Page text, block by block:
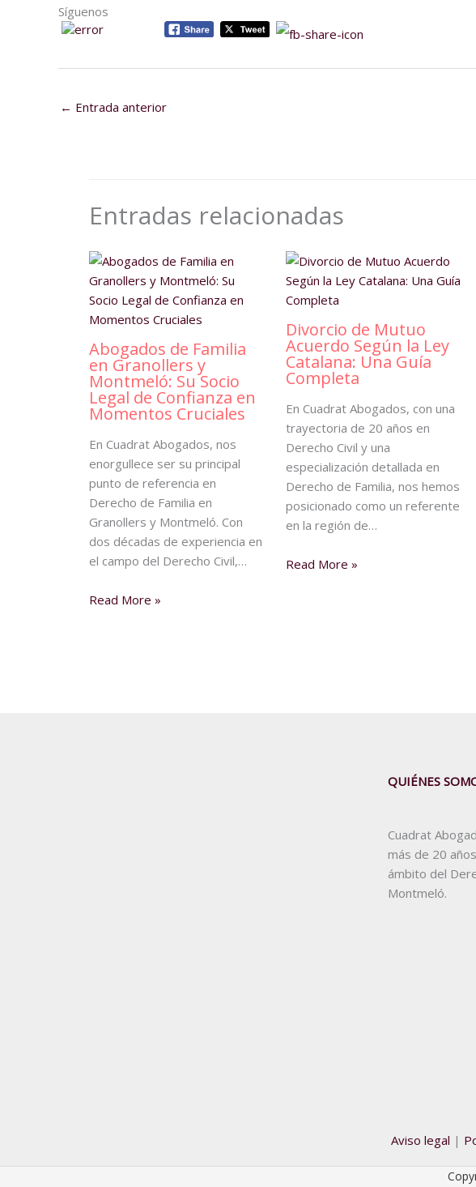
Síguenos
← Entrada anterior
Entradas relacionadas
Abogados de Familia
en Granollers y
Montmeló: Su Socio
Legal de Confianza en
Momentos Cruciales
En Cuadrat Abogados, nos
enorgullece ser su principal
punto de referencia en
Derecho de Familia en
Granollers y Montmeló. Con
dos décadas de experiencia en
el campo del Derecho Civil,…
Read More »
Divorcio de Mutuo
Acuerdo Según la Ley
Catalana: Una Guía
Completa
En Cuadrat Abogados, con una
trayectoria de 20 años en
Derecho Civil y una
especialización detallada en
Derecho de Familia, nos hemos
posicionado como un referente
en la región de…
Read More »
QUIÉNES
Cuadrat
más de 20
ámbito del
Montmeló.
Aviso legal |